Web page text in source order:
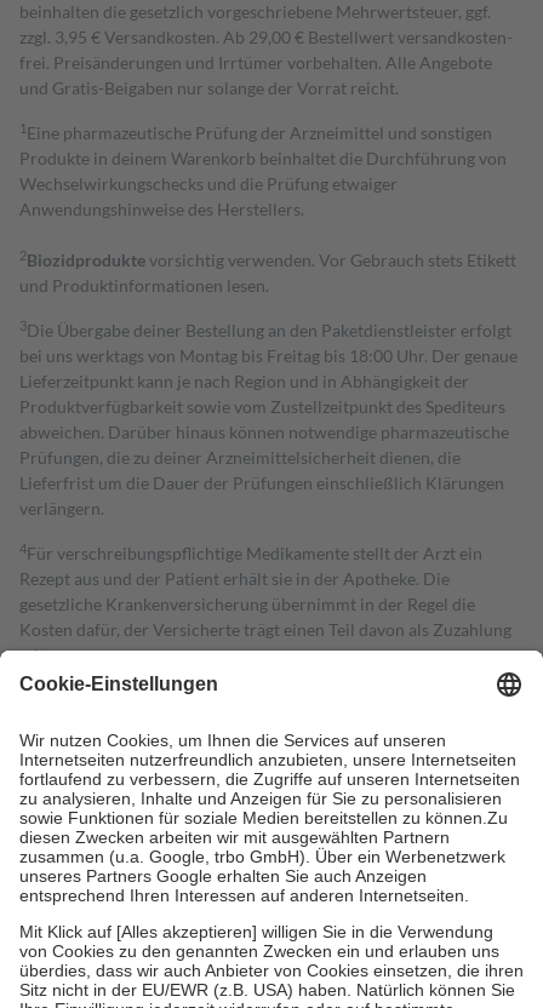
beinhalten die gesetzlich vorgeschriebene Mehrwertsteuer, ggf.
zzgl. 3,95 € Versandkosten. Ab 29,00 € Bestell­wert versand­kosten­
frei. Preisänderungen und Irrtümer vorbehalten. Alle Angebote
und Gratis-Beigaben nur solange der Vorrat reicht.
1 Eine pharmazeutische Prüfung der Arzneimittel und sonstigen
Produkte in deinem Warenkorb beinhaltet die Durchführung von
Wechselwirkungschecks und die Prüfung etwaiger
Anwendungshinweise des Herstellers.
2Biozidproduktevorsichtig verwenden. Vor Gebrauch stets Etikett
und Produktinformationen lesen.
3Die Übergabe deiner Bestellung an den Paketdienstleister erfolgt
bei uns werktags von Montag bis Freitag bis 18:00 Uhr. Der genaue
Lieferzeitpunkt kann je nach Region und in Abhängigkeit der
Produktverfügbarkeit sowie vom Zustellzeitpunkt des Spediteurs
abweichen. Darüber hinaus können notwendige pharmazeutische
Prüfungen, die zu deiner Arzneimittelsicherheit dienen, die
Lieferfrist um die Dauer der Prüfungen einschließlich Klärungen
verlängern.
4Für verschreibungspflichtige Medikamente stellt der Arzt ein
Rezept aus und der Patient erhält sie in der Apotheke. Die
gesetzliche Krankenversicherung übernimmt in der Regel die
Kosten dafür, der Versicherte trägt einen Teil davon als Zuzahlung
mit.
Grundsätzlich leisten Mitglieder Zuzahlungen in Höhe von zehn
höchstens zehn Euro.
Es sind jedoch nie mehr als die tatsächlichen
Kosten der Leistung zu entrichten.
Diese Regeln gelten grundsätzlich auch für Online-Apotheken.
Bei Heilmitteln und häuslicher Krankenpflege beträgt die
Zuzahlung zehn Prozent der Kosten sowie zehn Euro je
Verordnung.
Um das Engagement der Versicherten für ihre eigene Gesundheit zu
stärken und die besondere Stellung der Familie zu unterstützen,
fallenkeine Zuzahlungenan bei:
• Kindern und Jugendlichen bis zum vollendeten 18. Lebensjahr
mit Ausnahme der Fahrkosten